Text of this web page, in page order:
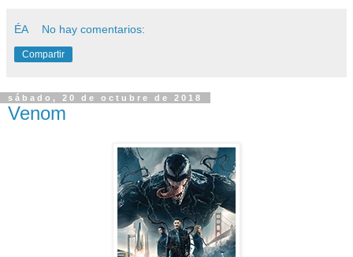
ÉA No hay comentarios:
Compartir
sábado, 20 de octubre de 2018
Venom